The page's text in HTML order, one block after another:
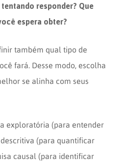
responder? Que
espera obter?
também qual tipo de
fará. Desse modo, escolha
se alinha com seus
exploratória (para entender
(para quantificar
causal (para identificar